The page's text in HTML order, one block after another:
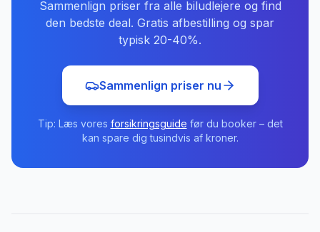
Sammenlign priser fra alle biludlejere og find
den bedste deal. Gratis afbestilling og spar
typisk 20-40%.
Sammenlign priser nu
Tip: Læs vores forsikringsguide før du booker – det
kan spare dig tusindvis af kroner.